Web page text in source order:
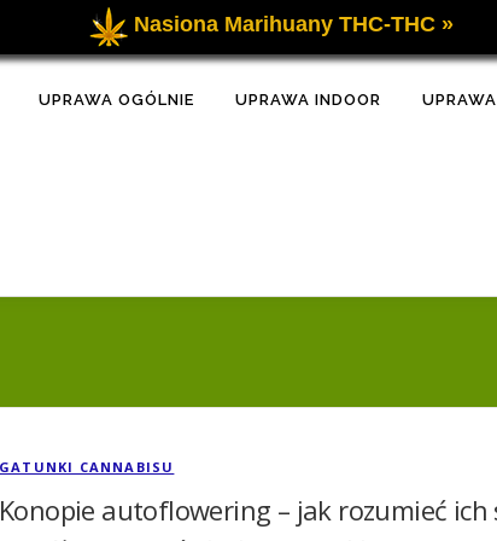
Nasiona Marihuany THC-THC »
UPRAWA OGÓLNIE UPRAWA INDOOR
GATUNKI CANNABISU
Konopie autoflowering – jak rozumieć ich